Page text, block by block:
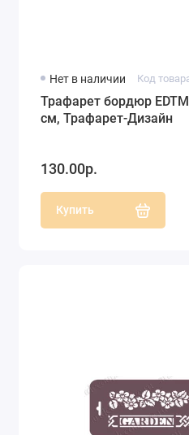
Нет в наличии Код
Трафарет бордюр
см, Трафарет-Дизайн
130.00р.
Купить